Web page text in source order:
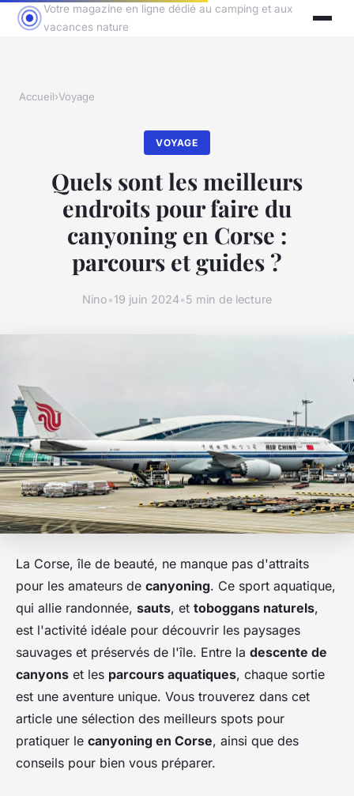
Votre magazine en ligne dédié au camping et aux
vacances nature
Accueil›Voyage
VOYAGE
Quels sont les meilleurs
endroits pour faire du
canyoning en Corse :
parcours et guides ?
Nino•19 juin 2024•5 min de lecture
La Corse, île de beauté, ne manque pas d'attraits
pour les amateurs de canyoning. Ce sport aquatique,
qui allie randonnée, sauts, et toboggans naturels,
est l'activité idéale pour découvrir les paysages
sauvages et préservés de l'île. Entre la descente de
canyons et les parcours aquatiques, chaque sortie
est une aventure unique. Vous trouverez dans cet
article une sélection des meilleurs spots pour
pratiquer le canyoning en Corse, ainsi que des
conseils pour bien vous préparer.